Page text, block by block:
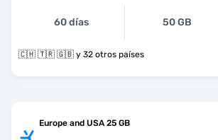
60 días 50 GB
🇨🇭 🇹🇷 🇬🇧 y 32 otros países
Europe and USA 25 GB